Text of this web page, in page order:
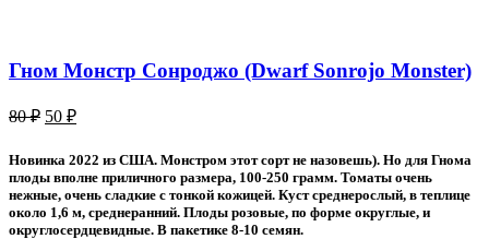
Гном Монстр Сонроджо (Dwarf Sonrojo Monster)
80₽ Первоначальная
составляла
80 ₽.
50 ₽Текущая
50 ₽.
Новинка 2022 из США. Монстром этот сорт не назовешь). Но для Гнома
плоды вполне приличного размера, 100-250 грамм. Томаты очень
нежные, очень сладкие с тонкой кожицей. Куст среднерослый, в теплице
около 1,6 м, среднеранний. Плоды розовые, по форме округлые, и
округлосердцевидные. В пакетике 8-10 семян.